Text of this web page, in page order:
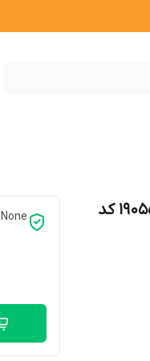
جارو عصایی600 وات جیپاس مدل 19055 کد
None